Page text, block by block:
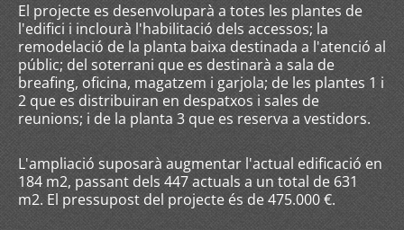
El projecte es desenvoluparà a totes les plantes de
l'edifici i inclourà l'habilitació dels accessos; la
remodelació de la planta baixa destinada a l'atenció al
públic; del soterrani que es destinarà a sala de
breafing, oficina, magatzem i garjola; de les plantes 1 i
2 que es distribuiran en despatxos i sales de
reunions; i de la planta 3 que es reserva a vestidors.
L'ampliació suposarà augmentar l'actual edificació en
184 m2, passant dels 447 actuals a un total de 631
m2. El pressupost del projecte és de 475.000 €.